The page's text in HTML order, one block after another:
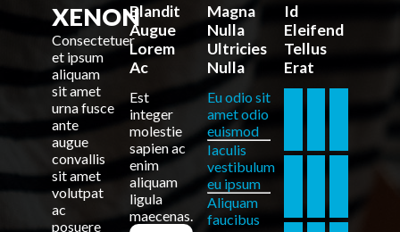
XENON
Consectetuer
et ipsum
aliquam
sit amet
urna fusce
ante
augue
convallis
sit amet
volutpat
ac
posuere
Blandit
Augue
Lorem
Ac
Est
integer
molestie
sapien ac
enim
aliquam
ligula
maecenas.
Magna
Nulla
Ultricies
Nulla
Eu odio sit
amet odio
euismod
Iaculis
vestibulum
eu ipsum
Aliquam
faucibus
Id
Eleifend
Tellus
Erat